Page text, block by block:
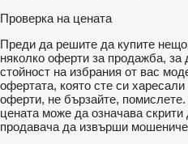
Проверка на цената
Преди да решите да купите
няколко оферти за продажба, за
стойност на избрания от вас
офертата, която сте си
оферти, не бързайте,
цената може да означава
продавача да извърши